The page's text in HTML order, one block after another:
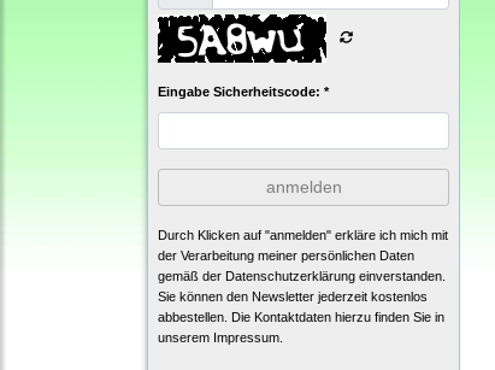
Eingabe Sicherheitscode: *
anmelden
Durch Klicken auf "anmelden" erkläre ich mich mit
der Verarbeitung meiner persönlichen Daten
gemäß der Datenschutzerklärung einverstanden.
Sie können den Newsletter jederzeit kostenlos
abbestellen. Die Kontaktdaten hierzu finden Sie in
unserem Impressum.